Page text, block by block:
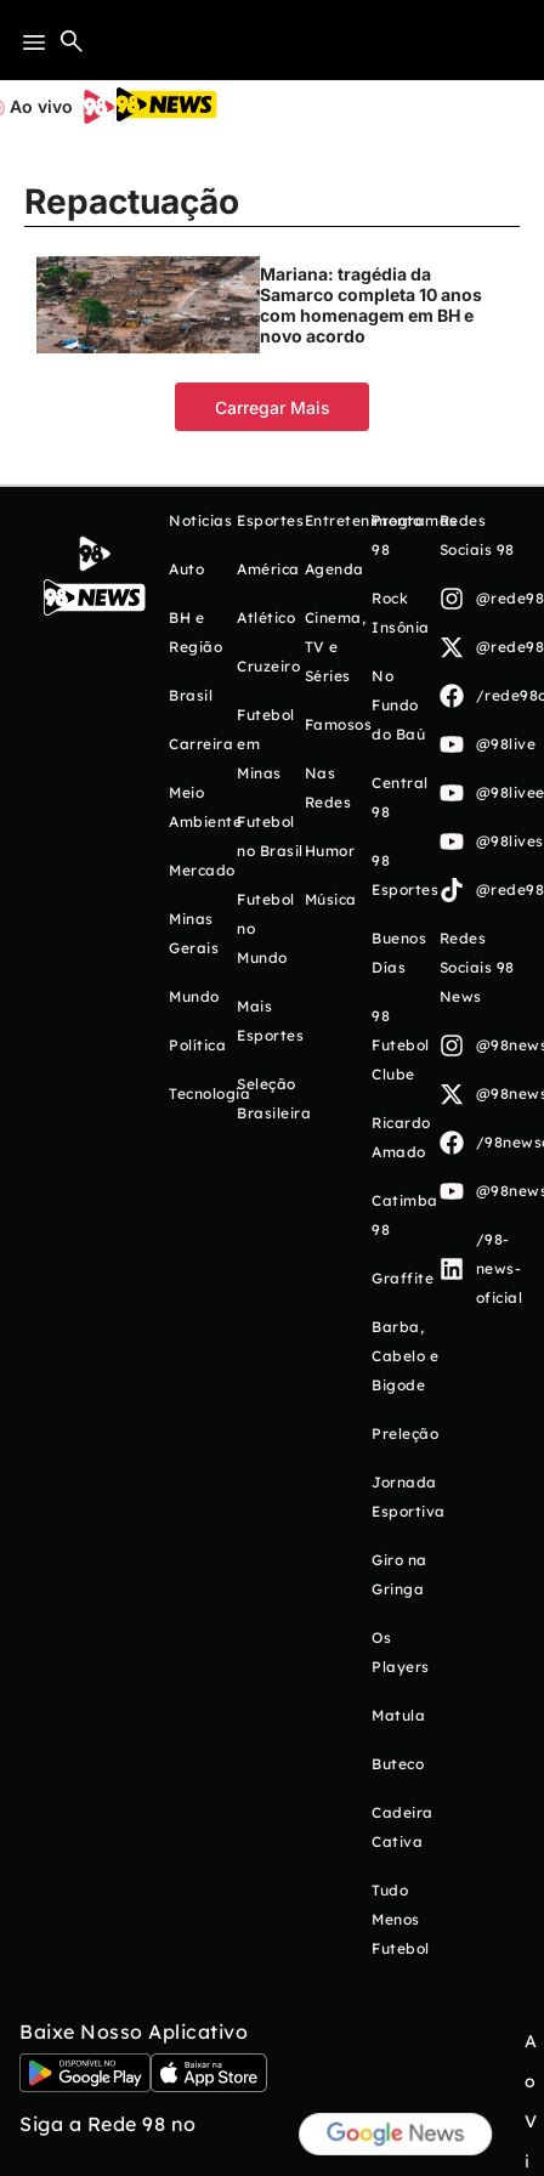
Ao vivo
Repactuação
Mariana: tragédia da
Samarco completa 10 anos
com homenagem em BH e
novo acordo
Carregar Mais
Notícias
Auto
BH e
Região
Brasil
Carreira
Meio
Ambiente
Mercado
Minas
Gerais
Mundo
Política
Tecnologia
Esportes
América
Atlético
Cruzeiro
Futebol
em
Minas
Futebol
no Brasil
Futebol
no
Mundo
Mais
Esportes
Seleção
Brasileira
Entretenimento
Agenda
Cinema,
TV e
Séries
Famosos
Nas
Redes
Humor
Música
Programas
98
Rock
Insônia
No
Fundo
do Baú
Central
98
98
Esportes
Buenos
Días
98
Futebol
Clube
Ricardo
Amado
Catimba
98
Graffite
Barba,
Cabelo e
Bigode
Preleção
Jornada
Esportiva
Giro na
Gringa
Os
Players
Matula
Buteco
Cadeira
Cativa
Tudo
Menos
Futebol
Redes
Sociais 98
/
@98live
Redes
Sociais 98
News
/
/98-
news-
oficial
Baixe Nosso Aplicativo
Siga a Rede 98 no
A
o
V
i